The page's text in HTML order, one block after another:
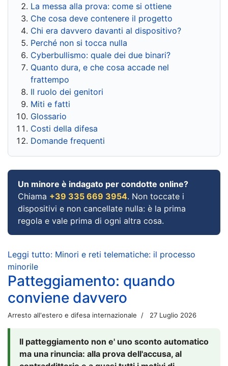
La messa alla prova: come si ottiene
Che cosa deve contenere il progetto
Chi era davvero davanti al dispositivo?
Perché non si tocca nulla
Cyberbullismo: quale dei due binari?
Quanto dura, e che cosa accade nel
frattempo
Il ruolo dei genitori
Miti e fatti
Glossario
Costi della difesa
Domande frequenti
Un minore è indagato per condotte online?
Chiama +39 335 669 3954. Non toccate i
dispositivi e non cancellate nulla: è la prima
regola e vale prima di ogni altra cosa.
Leggi tutto: Minori e reti telematiche: il processo
minorile
Patteggiamento: quando
conviene davvero
Arresto all'estero e difesa internazionale 27 Luglio 2026
Il patteggiamento non e' uno sconto automatico
ma una rinuncia: alla prova dell'accusa, al